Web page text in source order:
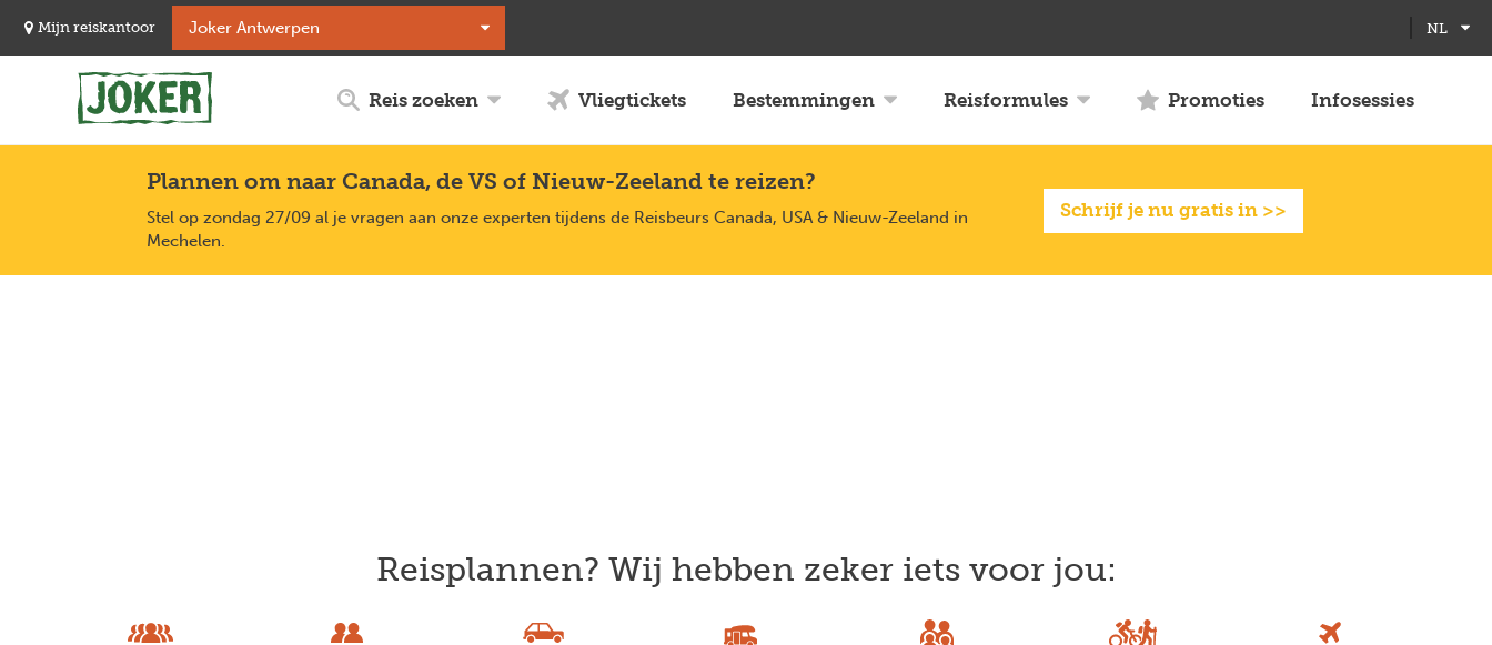
naar
Mijn reiskantoor NL
Reis zoeken Vliegtickets Bestemmingen Reisformules Promoties Infosessies
Plannen om naar Canada, de VS of Nieuw-Zeeland te reizen?
Stel op zondag 27/09 al je vragen aan onze experten tijdens de Reisbeurs Canada, USA & Nieuw-Zeeland in
Mechelen.
Schrijf je nu gratis in >>
Reisplannen? Wij hebben zeker iets voor jou: